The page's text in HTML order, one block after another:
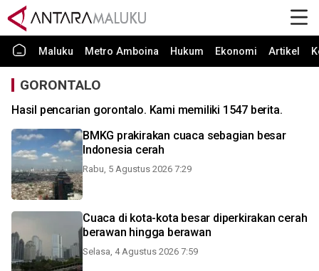
Maluku Metro Amboina Hukum Ekonomi Artikel
GORONTALO
Hasil pencarian gorontalo. Kami memiliki 1547 berita.
BMKG prakirakan cuaca sebagian besar
Indonesia cerah
Rabu, 5 Agustus 2026 7:29
Cuaca di kota-kota besar diperkirakan cerah
berawan hingga berawan
Selasa, 4 Agustus 2026 7:59